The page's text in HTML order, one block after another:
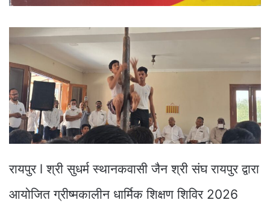
रायपुर l श्री सुधर्म स्थानकवासी जैन श्री संघ रायपुर द्वारा
आयोजित ग्रीष्मकालीन धार्मिक शिक्षण शिविर 2026